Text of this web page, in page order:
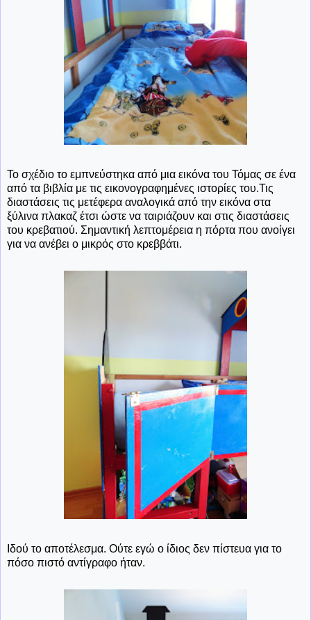
Το σχέδιο το εμπνεύστηκα από μια εικόνα του Τόμας σε ένα
από τα βιβλία με τις εικονογραφημένες ιστορίες του.Τις
διαστάσεις τις μετέφερα αναλογικά από την εικόνα στα
ξύλινα πλακαζ έτσι ώστε να ταιριάζουν και στις διαστάσεις
του κρεβατιού. Σημαντική λεπτομέρεια η πόρτα που ανοίγει
για να ανέβει ο μικρός στο κρεββάτι.
Ιδού το αποτέλεσμα. Ούτε εγώ ο ίδιος δεν πίστευα για το
πόσο πιστό αντίγραφο ήταν.